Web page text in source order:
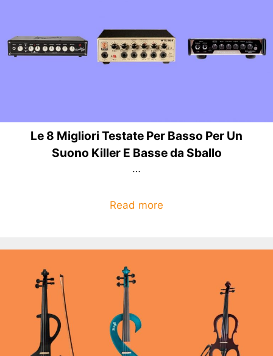
Le 8 Migliori Testate Per Basso Per Un
Suono Killer E Basse da Sballo
…
Read more